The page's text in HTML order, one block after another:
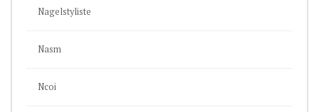
Nagelstyliste
Nasm
Ncoi